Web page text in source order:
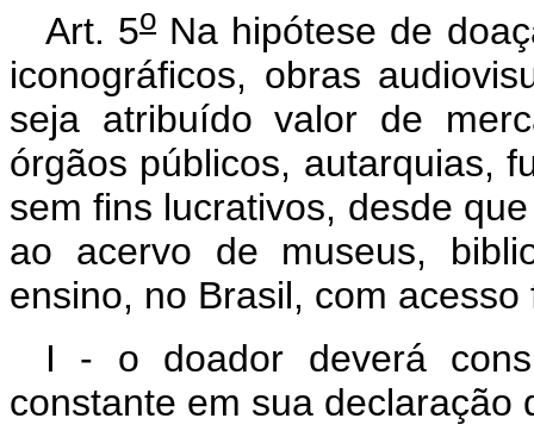
Art. 5oNa hipótese de
iconográficos, obras
seja atribuído valor de
órgãos públicos, autarquias,
sem fins lucrativos, desde
ao acervo de museus,
ensino, no Brasil, com
I - o doador deverá
constante em sua declaração